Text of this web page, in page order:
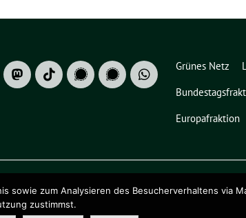
Grünes Netz
Europafraktion
zum Analysieren des Besucherverhaltens via
zustimmst.